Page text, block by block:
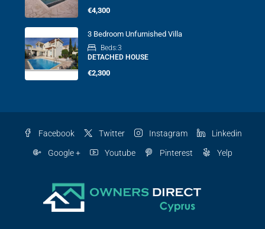
€4,300
3 Bedroom Unfurnished Villa
Beds:3
DETACHED HOUSE
€2,300
Facebook Twitter Instagram Linkedin
Google + Youtube Pinterest Yelp